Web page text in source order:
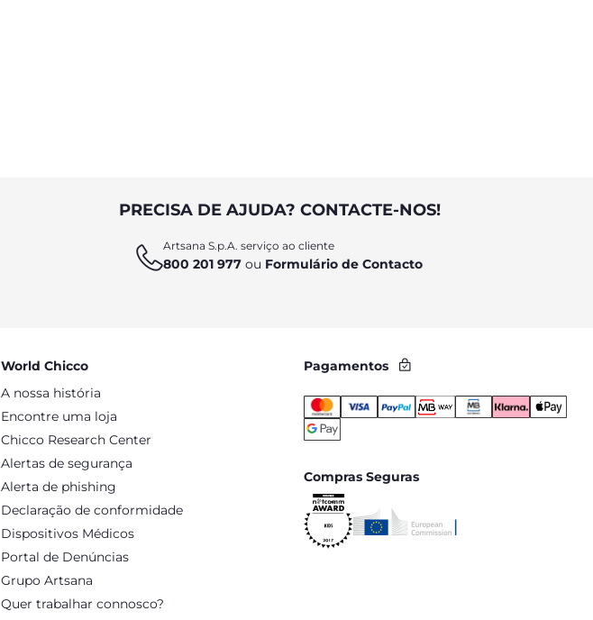
PRECISA DE AJUDA? CONTACTE-NOS!
Artsana S.p.A. serviço ao cliente
800 201 977ou Formulário de Contacto
World Chicco
A nossa história
Encontre uma loja
Chicco Research Center
Alertas de segurança
Alerta de phishing
Declaração de conformidade
Dispositivos Médicos
Portal de Denúncias
Grupo Artsana
Quer trabalhar connosco?
Pagamentos
Compras Seguras